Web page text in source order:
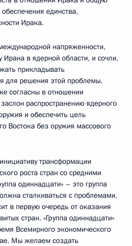
единства,
Ирака.
напряженности,
в ядерной области, и сочли,
прикладывать
для решения этой проблемы.
согласны в отношении
распространению ядерного
и обеспечить цель
Востока без оружия массового
трансформации
роста стран со средними
одиннадцати» – это группа
сталкиваться с проблемами,
в первую очередь от оказания
стран. «Группа одиннадцати»
Всемирного экономического
Мы желаем создать